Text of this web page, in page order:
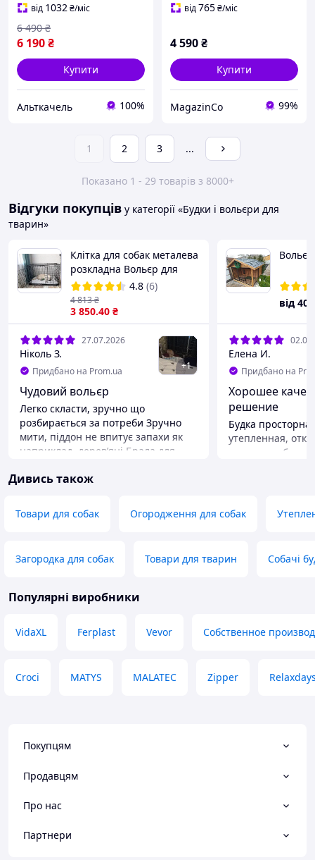
від 1032₴/міс
6 190₴
6 490 ₴
Купити
Альткачель 100%
від765₴/міс
4 590₴
Купити
MagazinCo 99%
1 2 3 ...
Показано 1 - 29 товарів з 8000+
Відгуки покупців у категорії «Будки і вольєри для
тварин»
Клітка для собак металева
розкладна Вольєр для
тварин Переноска
122x76x83 см
4.8 (6)
3 850.40 ₴
4 813₴
27.07.2026
Ніколь З.
Придбано на Prom.ua +1
Чудовий вольєр
Легко скласти, зручно що
розбирається за потреби Зручно
мити, піддон не впитує запахи як
наприклад, деревʼяні Брала для
Щоб у неї було спальне місце,
Залишаю на ніч, та коли йду з дому
на кілька годин Я б менший не
Переваги
Ціна, якість, мобільність
Для себе не побачила. Але якщо у
Для великих порід я б брала
повноцінні металеві вольєри
від 40
Елена И.
Придбано на
Хорошее
решение
Будка
утепленная,
стенка, удобно
Переваги
Пока не
Дивись також
Товари для собак Огородження для собак
Загородка для собак Товари для тварин Собачі
Популярні виробники
VidaXL Ferplast Vevor Собственное
Croci MATYS MALATEC Zipper
Покупцям
Продавцям
Про нас
Партнери